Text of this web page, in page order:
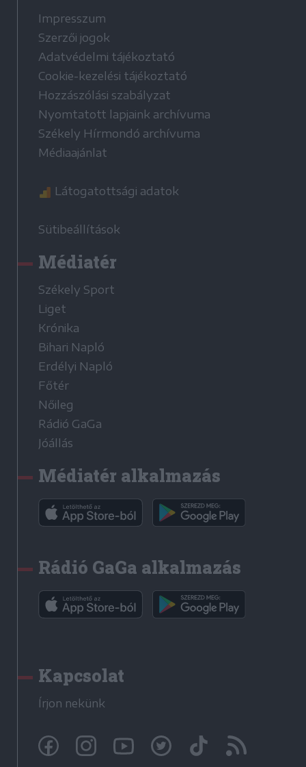
Impresszum
Szerzői jogok
Adatvédelmi tájékoztató
Cookie-kezelési tájékoztató
Hozzászólási szabályzat
Nyomtatott lapjaink archívuma
Székely Hírmondó archívuma
Médiaajánlat
Látogatottsági adatok
Sütibeállítások
Médiatér
Székely Sport
Liget
Krónika
Bihari Napló
Erdélyi Napló
Főtér
Nőileg
Rádió GaGa
Jóállás
Médiatér alkalmazás
Rádió GaGa alkalmazás
Kapcsolat
Írjon nekünk